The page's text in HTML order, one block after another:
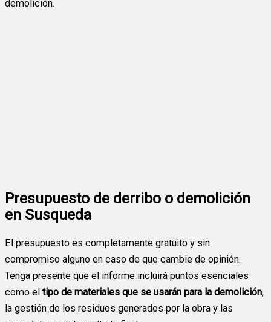
demolición.
Presupuesto de derribo o demolición
en Susqueda
El presupuesto es completamente gratuito y sin
compromiso alguno en caso de que cambie de opinión.
Tenga presente que el informe incluirá puntos esenciales
como el tipo de materiales que se usarán para la demolición,
la gestión de los residuos generados por la obra y las